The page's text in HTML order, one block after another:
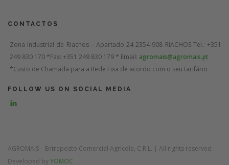
CONTACTOS
Zona Industrial de Riachos – Apartado 242354-908 RIACHOS Tel.: +351
249 830 170 *Fax: +351 249 830 179 * Email: agromais@agromais.pt
*Custo de Chamada para a Rede Fixa de acordo com o seu tarifário
FOLLOW US ON SOCIAL MEDIA
AGROMAIS – Entreposto Comercial Agrícola, C.R.L. | All rights reserved -
Developed byYOMOC